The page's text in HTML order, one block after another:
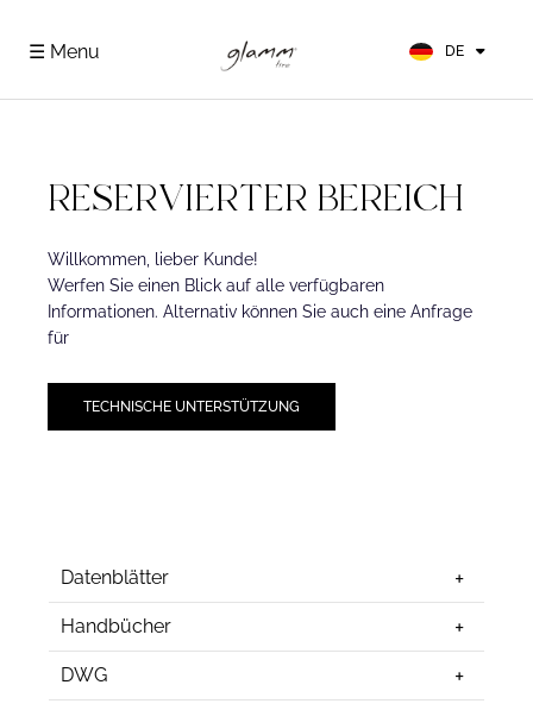
☰ Menu DE
ES
RESERVIERTER BEREICH
Willkommen, lieber Kunde!
Werfen Sie einen Blick auf alle verfügbaren
Informationen. Alternativ können Sie auch eine Anfrage
für
TECHNISCHE UNTERSTÜTZUNG
Datenblätter
Handbücher
DWG